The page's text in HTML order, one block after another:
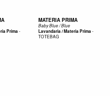
Prima-
MATERIA PRIMA
Baby Blue / Blue
Lavandaria / Materia Prima-
TOTEBAG